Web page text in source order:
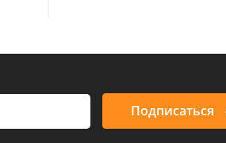
Подписаться